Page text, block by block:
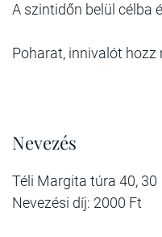
A szintidőn belül célba
Poharat, innivalót hozz
Nevezés
Téli Margita túra 40, 30
Nevezési díj: 2000 Ft